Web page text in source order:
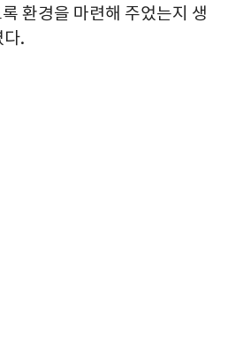
환경을 마련해 주었는지 생
.